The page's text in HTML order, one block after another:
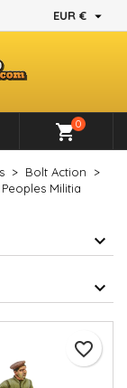
EUR € 
shopping_cart0
Bolt Action
Militia
favorite_border
×
×
d'envies
×
produits à